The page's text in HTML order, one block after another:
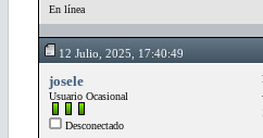
En línea
12 Julio, 2025, 17:40:49
josele
Usuario Ocasional
Desconectado